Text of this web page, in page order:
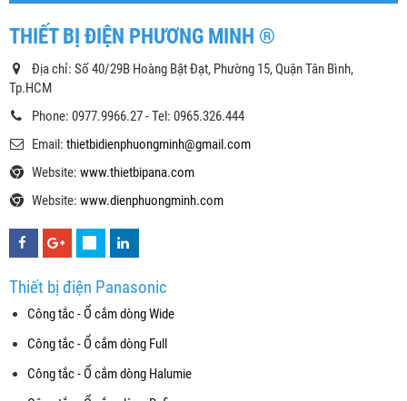
THIẾT BỊ ĐIỆN PHƯƠNG MINH ®
Địa chỉ: Số 40/29B Hoàng Bật Đạt, Phường 15, Quận Tân Bình,
Tp.HCM
Phone: 0977.9966.27 - Tel: 0965.326.444
Email: thietbidienphuongminh@gmail.com
Website: www.thietbipana.com
Website: www.dienphuongminh.com
Thiết bị điện Panasonic
Công tắc - Ổ cắm dòng Wide
Công tắc - Ổ cắm dòng Full
Công tắc - Ổ cắm dòng Halumie